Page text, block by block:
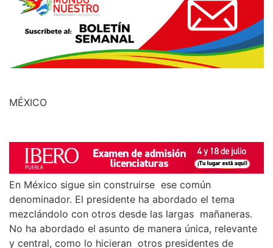
MÉXICO
En México sigue sin construirse ese común
denominador. El presidente ha abordado el tema
mezclándolo con otros desde las largas mañaneras.
No ha abordado el asunto de manera única, relevante
y central, como lo hicieran otros presidentes de